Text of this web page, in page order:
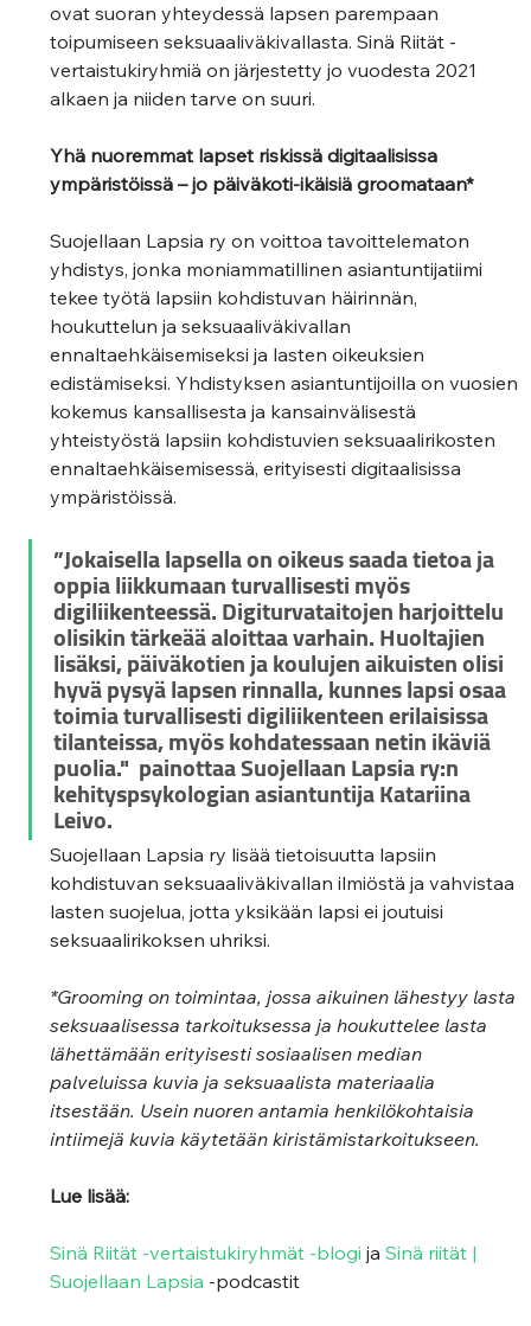
ovat suoran yhteydessä lapsen parempaan
toipumiseen seksuaaliväkivallasta. Sinä Riität -
vertaistukiryhmiä on järjestetty jo vuodesta 2021
alkaen ja niiden tarve on suuri.
Yhä nuoremmat lapset riskissä digitaalisissa
ympäristöissä – jo päiväkoti-ikäisiä groomataan*
Suojellaan Lapsia ry on voittoa tavoittelematon
yhdistys, jonka moniammatillinen asiantuntijatiimi
tekee työtä lapsiin kohdistuvan häirinnän,
houkuttelun ja seksuaaliväkivallan
ennaltaehkäisemiseksi ja lasten oikeuksien
edistämiseksi. Yhdistyksen asiantuntijoilla on vuosien
kokemus kansallisesta ja kansainvälisestä
yhteistyöstä lapsiin kohdistuvien seksuaalirikosten
ennaltaehkäisemisessä, erityisesti digitaalisissa
ympäristöissä.
”Jokaisella lapsella on oikeus saada tietoa ja
oppia liikkumaan turvallisesti myös
digiliikenteessä. Digiturvataitojen harjoittelu
olisikin tärkeää aloittaa varhain. Huoltajien
lisäksi, päiväkotien ja koulujen aikuisten olisi
hyvä pysyä lapsen rinnalla, kunnes lapsi osaa
toimia turvallisesti digiliikenteen erilaisissa
tilanteissa, myös kohdatessaan netin ikäviä
puolia."  painottaa Suojellaan Lapsia ry:n
kehityspsykologian asiantuntija Katariina
Leivo.
Suojellaan Lapsia ry lisää tietoisuutta lapsiin
kohdistuvan seksuaaliväkivallan ilmiöstä ja vahvistaa
lasten suojelua, jotta yksikään lapsi ei joutuisi
seksuaalirikoksen uhriksi.
*Grooming on toimintaa, jossa aikuinen lähestyy lasta
seksuaalisessa tarkoituksessa ja houkuttelee lasta
lähettämään erityisesti sosiaalisen median
palveluissa kuvia ja seksuaalista materiaalia
itsestään. Usein nuoren antamia henkilökohtaisia
intiimejä kuvia käytetään kiristämistarkoitukseen.
Lue lisää:
Sinä Riität -vertaistukiryhmät -blogi ja Sinä riität |
Suojellaan Lapsia -podcastit